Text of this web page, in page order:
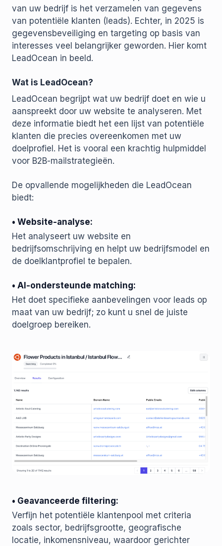
van uw bedrijf is het verzamelen van gegevens
van potentiële klanten (leads). Echter, in 2025 is
gegevensbeveiliging en targeting op basis van
interesses veel belangrijker geworden. Hier komt
LeadOcean in beeld.
Wat is LeadOcean?
LeadOcean begrijpt wat uw bedrijf doet en wie u
aanspreekt door uw website te analyseren. Met
deze informatie biedt het een lijst van potentiële
klanten die precies overeenkomen met uw
doelprofiel. Het is vooral een krachtig hulpmiddel
voor B2B-mailstrategieën.
De opvallende mogelijkheden die LeadOcean
biedt:
• Website-analyse:
Het analyseert uw website en
bedrijfsomschrijving en helpt uw bedrijfsmodel en
de doelklantprofiel te bepalen.
• AI-ondersteunde matching:
Het doet specifieke aanbevelingen voor leads op
maat van uw bedrijf; zo kunt u snel de juiste
doelgroep bereiken.
• Geavanceerde filtering:
Verfijn het potentiële klantenpool met criteria
zoals sector, bedrijfsgrootte, geografische
locatie, inkomensniveau, waardoor gerichter